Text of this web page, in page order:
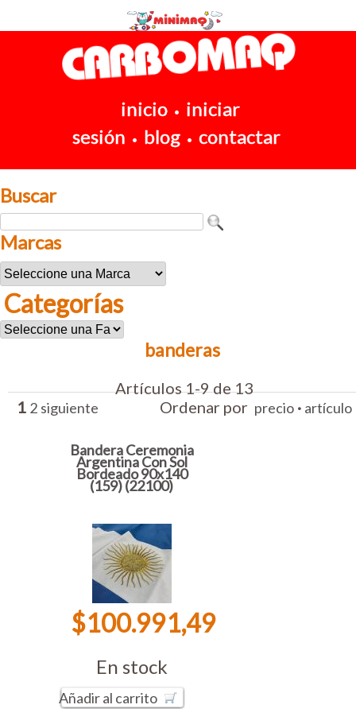
inicio • iniciar
sesión • blog • contactar
Buscar
Marcas
Categorías
banderas
Artículos 1-9 de 13
1 2 siguiente Ordenar por precio · artículo
Bandera Ceremonia
Argentina Con Sol
Bordeado 90x140
(159) (22100)
$100.991,49
En stock
Añadir al carrito